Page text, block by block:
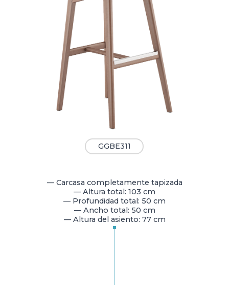
GGBE311
— Carcasa completamente tapizada
— Altura total: 103 cm
— Profundidad total: 50 cm
— Ancho total: 50 cm
— Altura del asiento: 77 cm